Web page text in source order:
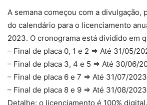
A semana começou com a divulgação,
do calendário para o licenciamento
2023. O cronograma está dividido em
– Final de placa 0, 1 e 2 => Até 31/05/
– Final de placa 3, 4 e 5 => Até 30/06/
– Final de placa 6 e 7 => Até 31/07/2023
– Final de placa 8 e 9 => Até 31/08/2023
Detalhe: o licenciamento é 100%